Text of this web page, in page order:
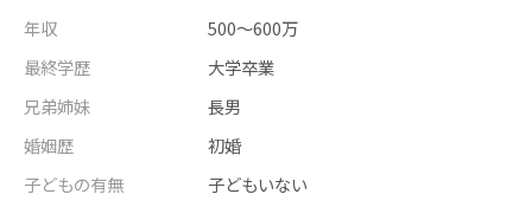
年収
500～600万
最終学歴
大学卒業
兄弟姉妹
長男
婚姻歴
初婚
子どもの有無
子どもいない